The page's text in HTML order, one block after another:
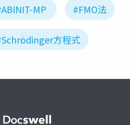
MP #FMO法
方程式